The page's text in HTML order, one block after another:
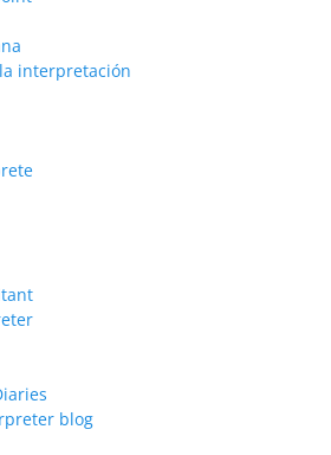
interpretación
blog